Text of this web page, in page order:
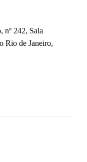
nº 242, Sala
Rio de Janeiro,